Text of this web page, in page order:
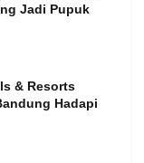
Jadi Pupuk
& Resorts
Hadapi